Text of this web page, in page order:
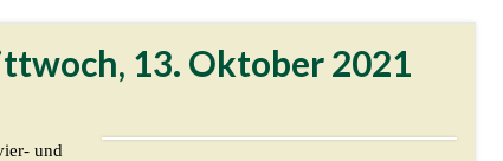
13. Oktober 2021
und